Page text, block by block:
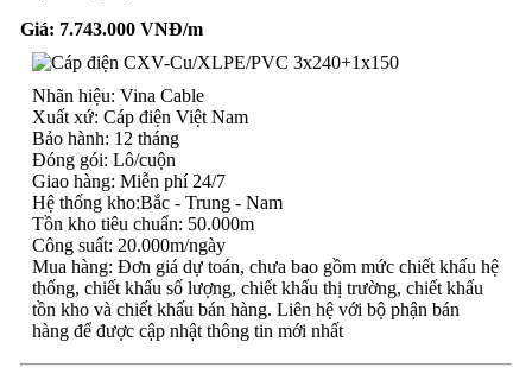
Giá: 7.743.000VNĐ/m
Nhãn hiệu: Vina Cable
Xuất xứ: Cáp điện Việt Nam
Bảo hành: 12 tháng
Đóng gói: Lô/cuộn
Giao hàng: Miễn phí 24/7
Hệ thống kho:Bắc - Trung - Nam
Tồn kho tiêu chuẩn: 50.000m
Công suất: 20.000m/ngày
Mua hàng: Đơn giá dự toán, chưa bao gồm mức chiết khấu hệ
thống, chiết khấu số lượng, chiết khấu thị trường, chiết khấu
tồn kho và chiết khấu bán hàng. Liên hệ với bộ phận bán
hàng để được cập nhật thông tin mới nhất